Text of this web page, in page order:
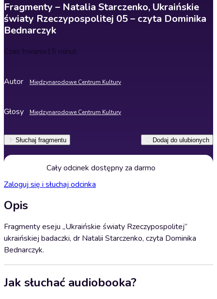
Fragmenty – Natalia Starczenko, Ukraińskie
światy Rzeczypospolitej 05 – czyta Dominika
Bednarczyk
Czas trwania15 minut
Autor Międzynarodowe Centrum Kultury
Głosy Międzynarodowe Centrum Kultury
Słuchaj fragmentu Dodaj do ulubionych
Cały odcinek dostępny za darmo
Zaloguj się i słuchaj odcinka
Opis
Fragmenty eseju „Ukraińskie światy Rzeczypospolitej”
ukraińskiej badaczki, dr Natalii Starczenko, czyta Dominika
Bednarczyk.
Jak słuchać audiobooka?